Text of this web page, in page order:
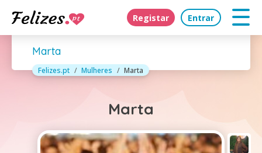
Registar Entrar
Marta
Felizes.pt Mulheres Marta
Marta